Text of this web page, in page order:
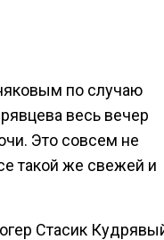
по случаю
весь вечер
Это совсем не
такой же свежей и